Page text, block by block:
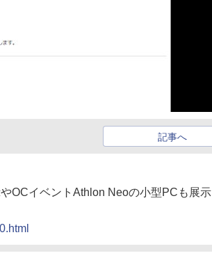
記事へ
OCイベントAthlon Neoの小型PCも展示